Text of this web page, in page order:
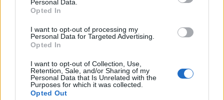
Personal Data.
Opted In
I want to opt-out of processing my
Personal Data for Targeted Advertising.
Opted In
I want to opt-out of Collection, Use,
Retention, Sale, and/or Sharing of my
Personal Data that Is Unrelated with the
Purposes for which it was collected.
Opted Out
árnyékában?
HIRDETÉS